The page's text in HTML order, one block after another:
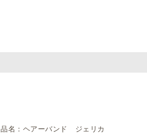
品名：ヘアーバンド ジェリカ